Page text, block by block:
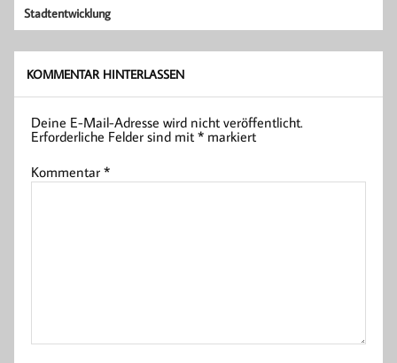
Stadtentwicklung
KOMMENTAR HINTERLASSEN
Deine E-Mail-Adresse wird nicht veröffentlicht.
Erforderliche Felder sind mit* markiert
Kommentar*